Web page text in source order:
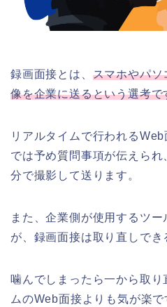
録画面接とは、 スマホやパソ
像を企業に送るという選考で
リアルタイムで行われる
では予め質問事項が伝えら
分で撮影して送ります。
また、企業側が使用するツ
が、録画面接は取り直しでき
噛んでしまったら一から取り
ムのWeb面接よりも気が楽